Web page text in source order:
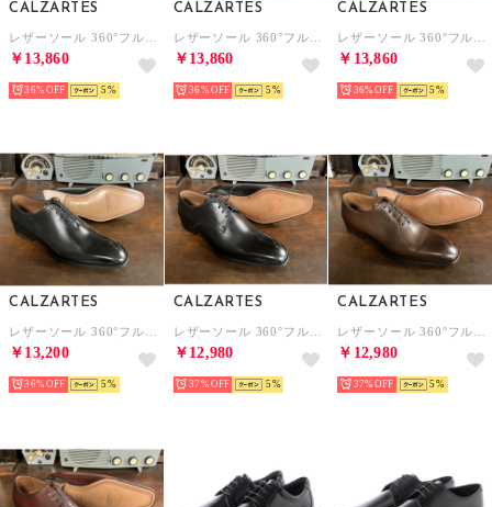
CALZARTES
￥13,860
36% 5
CALZARTES
￥13,860
36% 5
CALZARTES
￥13,860
36% 5
CALZARTES
￥13,200
36% 5
CALZARTES
￥12,980
37% 5
CALZARTES
￥12,980
37% 5